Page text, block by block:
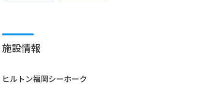
施設情報
ヒルトン福岡シーホーク